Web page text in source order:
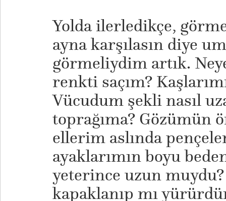
Yolda ilerledikçe,
ayna karşılasın diye
görmeliydim artık.
renkti saçım?
Vücudum şekli nasıl
toprağıma? Gözümün
ellerim aslında
ayaklarımın boyu
yeterince uzun
kapaklanıp mı